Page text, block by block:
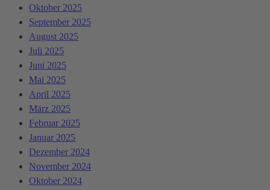
Oktober 2025
September 2025
August 2025
Juli 2025
Juni 2025
Mai 2025
April 2025
März 2025
Februar 2025
Januar 2025
Dezember 2024
November 2024
Oktober 2024